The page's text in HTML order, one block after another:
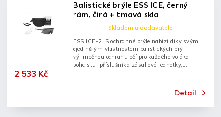
Balistické brýle ESS ICE, černý
rám, čirá + tmavá skla
Skladem u dodavatele
2 533 Kč
Detail
ESS ICE-2LS ochranné brýle nabízí díky svým
ojedinělým vlastnostem balistických brýlí
výjimečnou ochranu očí pro každého vojáka,
policistu, příslušníka zásahové jednotky,...